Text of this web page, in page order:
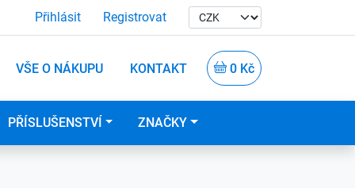
Přihlásit Registrovat
VŠE O NÁKUPU KONTAKT 0 Kč
PŘÍSLUŠENSTVÍ ZNAČKY